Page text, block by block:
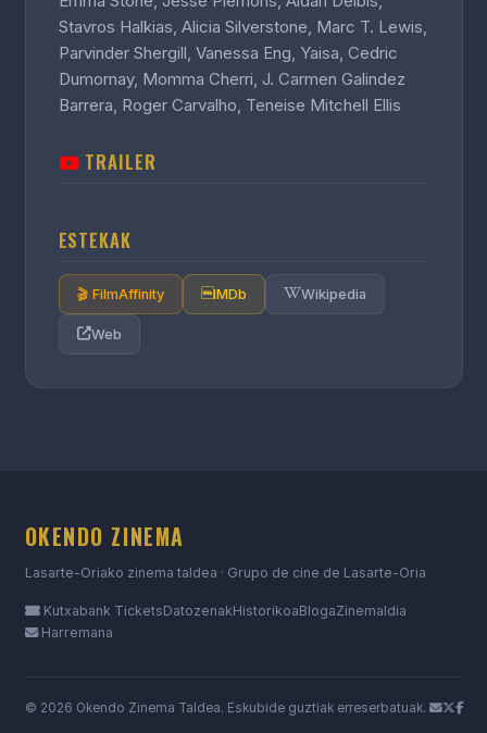
Stavros Halkias, Alicia Silverstone, Marc T. Lewis,
Parvinder Shergill, Vanessa Eng, Yaisa, Cedric
Dumornay, Momma Cherri, J. Carmen Galindez
Barrera, Roger Carvalho, Teneise Mitchell Ellis
TRAILER
ESTEKAK
🎬 FilmAffinity IMDb Wikipedia
Web
OKENDO ZINEMA
Lasarte-Oriako zinema taldea · Grupo de cine de Lasarte-Oria
Kutxabank TicketsDatozenakHistorikoaBlogaZinemaldia
Harremana
© 2026 Okendo Zinema Taldea. Eskubide guztiak erreserbatuak.